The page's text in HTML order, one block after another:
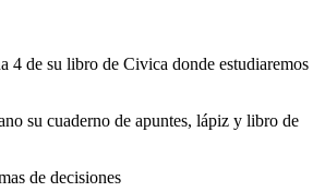
4 de su libro de Civica donde estudiaremos
su cuaderno de apuntes, lápiz y libro de
de decisiones